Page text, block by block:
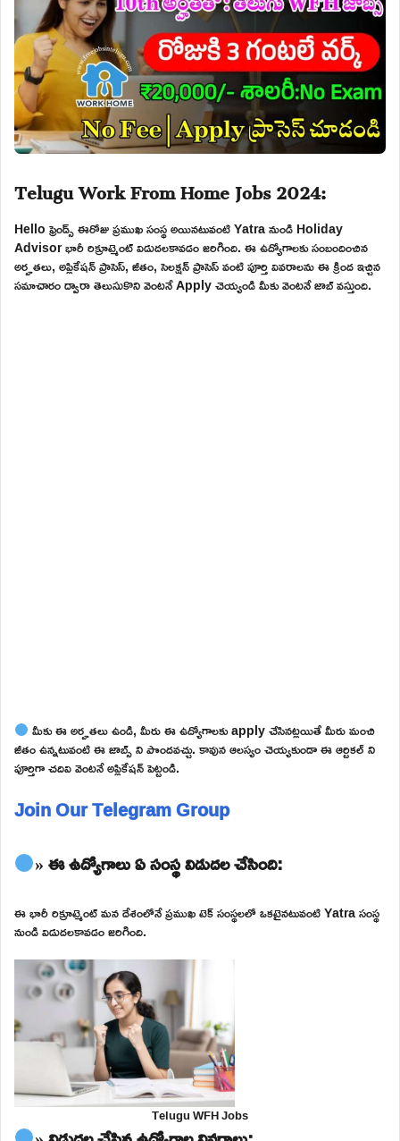
Telugu Work From Home Jobs 2024:
Hello ఫ్రెండ్స్ ఈరోజు ప్రముఖ సంస్థ అయినటువంటి Yatra నుండి Holiday
Advisor భారీ రిక్రూట్మెంట్ విడుదలకావడం జరిగింది. ఈ ఉద్యోగాలకు సంబందించిన
అర్హతలు, అప్లికేషన్ ప్రాసెస్, జీతం, సెలక్షన్ ప్రాసెస్ వంటి పూర్తి వివరాలను ఈ క్రింద ఇచ్చిన
సమాచారం ద్వారా తెలుసుకొని వెంటనే Apply చెయ్యండి మీకు వెంటనే జాబ్ వస్తుంది.
మీకు ఈ అర్హతలు ఉండి, మీరు ఈ ఉద్యోగాలకు apply చేసినట్లయితే మీరు మంచి
జీతం ఉన్నటువంటి ఈ జాబ్స్ ని పొందవచ్చు. కావున ఆలస్యం చెయ్యకుండా ఈ ఆర్టికల్ ని
పూర్తిగా చదివి వెంటనే అప్లికేషన్ పెట్టండి.
Join Our Telegram Group
» ఈ ఉద్యోగాలు ఏ సంస్థ విడుదల చేసింది:
ఈ భారీ రిక్రూట్మెంట్ మన దేశంలోనే ప్రముఖ టెక్ సంస్థలలో ఒకటైనటువంటి Yatra సంస్థ
నుండి విడుదలకావడం జరిగింది.
Telugu WFH Jobs